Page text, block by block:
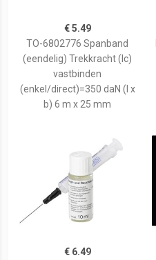
€ 5.49
TO-6802776 Spanband
(eendelig) Trekkracht (lc)
vastbinden
(enkel/direct)=350 daN (l x
b) 6 m x 25 mm
€ 6.49